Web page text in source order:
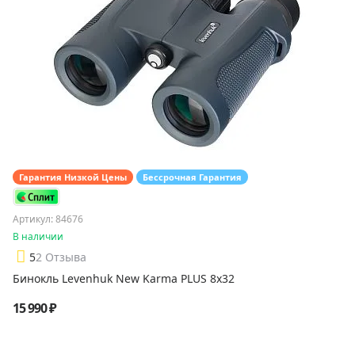
Гарантия Низкой Цены Бессрочная Гарантия
Артикул: 84676
В наличии
52 Отзыва
Бинокль Levenhuk New Karma PLUS 8x32
15 990 ₽